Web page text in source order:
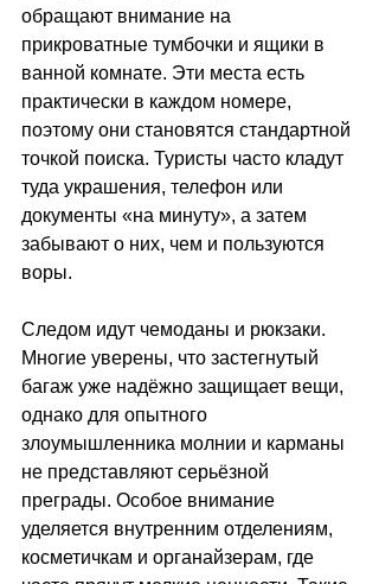
обращают внимание на
прикроватные тумбочки и ящики в
ванной комнате. Эти места есть
практически в каждом номере,
поэтому они становятся стандартной
точкой поиска. Туристы часто кладут
туда украшения, телефон или
документы «на минуту», а затем
забывают о них, чем и пользуются
воры.
Следом идут чемоданы и рюкзаки.
Многие уверены, что застегнутый
багаж уже надёжно защищает вещи,
однако для опытного
злоумышленника молнии и карманы
не представляют серьёзной
преграды. Особое внимание
уделяется внутренним отделениям,
косметичкам и органайзерам, где